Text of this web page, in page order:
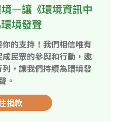
—讓《環境資訊中
境發聲
你的支持！我們相信唯有
民眾的參與和行動，邀
，讓我們持續為環境發
。
捐款